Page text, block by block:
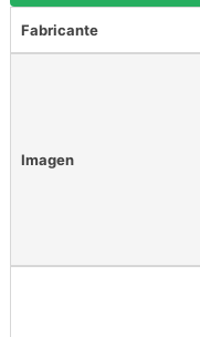
Fabricante
Imagen